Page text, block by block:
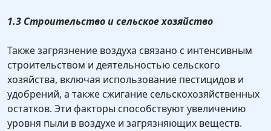
1.3 Строительство и сельское хозяйство
Также загрязнение воздуха связано с интенсивным
строительством и деятельностью сельского
хозяйства, включая использование пестицидов и
удобрений, а также сжигание сельскохозяйственных
остатков. Эти факторы способствуют увеличению
уровня пыли в воздухе и загрязняющих веществ.